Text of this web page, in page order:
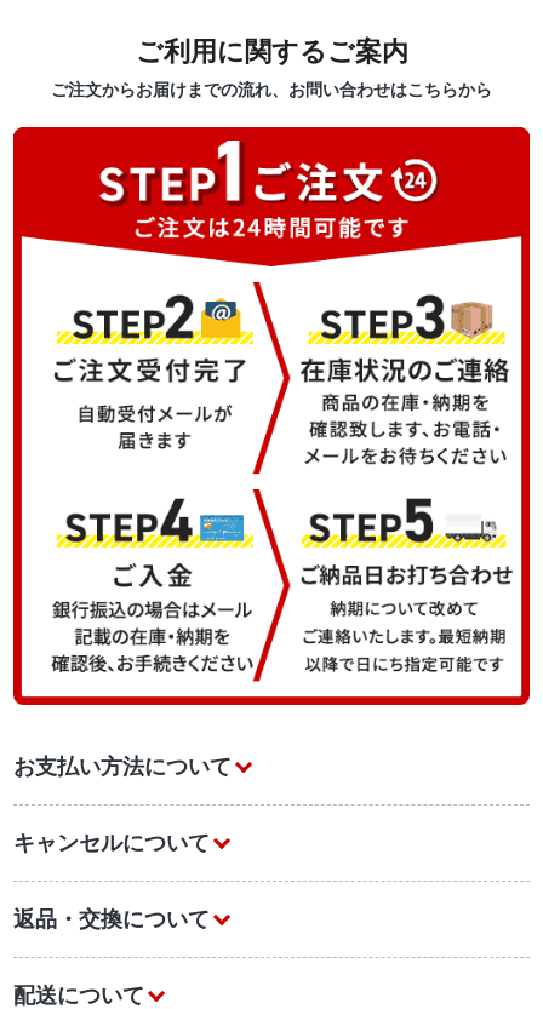
ご利用に関するご案内
ご注文からお届けまでの流れ、お問い合わせはこちらから
お支払い方法について
キャンセルについて
返品・交換について
配送について